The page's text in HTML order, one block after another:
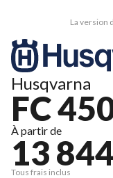
La version
Husqvarna
FC
À partir de
13
Tous frais inclus